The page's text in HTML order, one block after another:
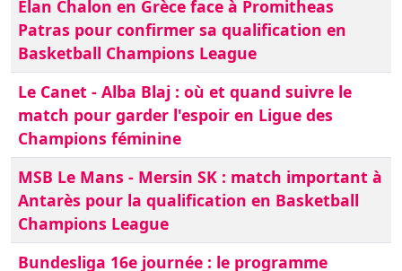
Élan Chalon en Grèce face à Promitheas
Patras pour confirmer sa qualification en
Basketball Champions League
Le Canet - Alba Blaj : où et quand suivre le
match pour garder l'espoir en Ligue des
Champions féminine
MSB Le Mans - Mersin SK : match important à
Antarès pour la qualification en Basketball
Champions League
Bundesliga 16e journée : le programme